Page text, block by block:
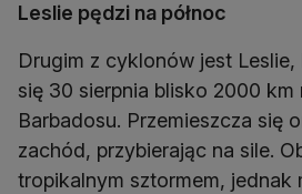
Leslie pędzi na północ
Drugim z cyklonów jest Leslie,
się 30 sierpnia blisko 2000
Barbadosu. Przemieszcza się
zachód, przybierając na sile.
tropikalnym sztormem, jednak